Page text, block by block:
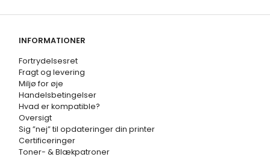
INFORMATIONER
Fortrydelsesret
Fragt og levering
Miljø for øje
Handelsbetingelser
Hvad er kompatible?
Oversigt
Sig ”nej” til opdateringer din printer
Certificeringer
Toner- & Blækpatroner